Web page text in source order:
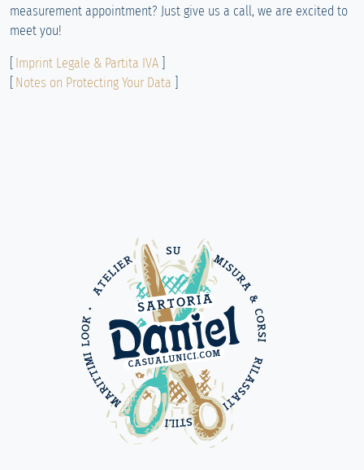
measurement appointment? Just give us a call, we are excited to
meet you!
[Imprint Legale & Partita IVA
[Notes on Protecting Your Data